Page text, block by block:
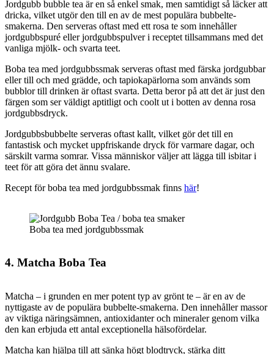
Jordgubb bubble tea är en så enkel smak, men samtidigt så läcker att
dricka, vilket utgör den till en av de mest populära bubbelte-
smakerna. Den serveras oftast med ett rosa te som innehåller
jordgubbspuré eller jordgubbspulver i receptet tillsammans med det
vanliga mjölk- och svarta teet.
Boba tea med jordgubbssmak serveras oftast med färska jordgubbar
eller till och med grädde, och tapiokapärlorna som används som
bubblor till drinken är oftast svarta. Detta beror på att det är just den
färgen som ser väldigt aptitligt och coolt ut i botten av denna rosa
jordgubbsdryck.
Jordgubbsbubbelte serveras oftast kallt, vilket gör det till en
fantastisk och mycket uppfriskande dryck för varmare dagar, och
särskilt varma somrar. Vissa människor väljer att lägga till isbitar i
teet för att göra det ännu svalare.
Recept för boba tea med jordgubbssmak finns här!
Boba tea med jordgubbssmak
4. Matcha Boba Tea
Matcha – i grunden en mer potent typ av grönt te – är en av de
nyttigaste av de populära bubbelte-smakerna. Den innehåller massor
av viktiga näringsämnen, antioxidanter och mineraler genom vilka
den kan erbjuda ett antal exceptionella hälsofördelar.
Matcha kan hjälpa till att sänka högt blodtryck, stärka ditt